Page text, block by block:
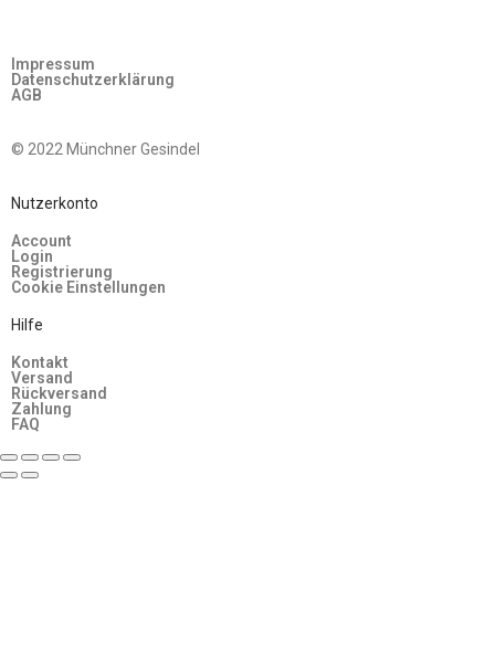
Impressum
Datenschutzerklärung
AGB
© 2022 Münchner Gesindel
Nutzerkonto
Account
Login
Registrierung
Cookie Einstellungen
Hilfe
Kontakt
Versand
Rückversand
Zahlung
FAQ